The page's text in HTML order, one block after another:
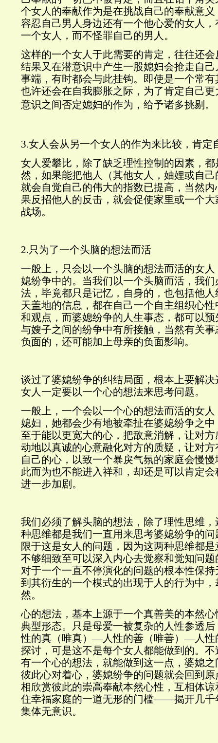
个女人的奉献作为是在挑战自己的奉献意
容忍自己男人身边还有一个他心爱的女人
一个女人，而不怪罪自己的男人。
这样的一个女人于此需要的肯定，往往还
结果又在潜意识中产生一股媳妇会抢走自
事端，有时都会与此挂钩。即使是一个常
也许还会在自我膨胀之际，为了肯定自己
意识之间否定媳妇的作为 ，给予诸多挑剔。
3.女人会从另一个女人的作为来比较，肯定
女人爱攀比，除了缺乏理性控制的因素，
然，如果能把他人（其他女人，妯娌或自
就会自觉自己的伟大的指数已提高，当然
果反招他人的反击，就会促使家里或一个
战场。
2.只为了一个头脑的想法而活
一般上，只会以一个头脑的想法而活的女
媳纷争中的。当我们以一个头脑而活，我
法，毕竟都只是记忆，自身的，也包括他
天盖地的信息，都在自己一个自主组织心
和观点，而婆媳纷争的人生事态，都可以
与嫂子之间的纷争中有所接触，当然有关
负面的，还可能加上母亲的负面影响。
谈过了婆媳纷争的纠结局面，根本上要解
女人一定要以一个心的想法来思考问题。
一般上，一个会以一个心的想法而活的女
媳妇，她都会少有地被牵扯在婆媳纷争之
至于能以更宽大的心，把敌意消解，让对
动地以真诚的心意融化对方的质疑，让对
自己的心，以致一个暴戾气氛的家庭会慢
此而为也不能进入祥和，却还是可以肯定
进一步加剧。
我们必须了解头脑的想法，除了理性思维
种思维都是我们一直用来思考婆媳纷争的
限于这是女人的问题，因为这两种思维都
不够细致至可以深入内心去觉察和觉知问
对于一个一直不停演化的问题的根本性保
到其衍生的一个模式的出现于人的行为中
然。
心的想法，基本上源于一个真善美的本然
典型形态。只是母爱一被复杂的人性参透
性的真（唯真）—人性的善（唯善）—人性
探讨，可是这不是每个女人都能做到的。
有一个心的想法，就能做到这一点，婆媳
彼此心对着心，婆媳纷争的问题就会回到
相欣赏彼此的崇高奉献本然心性，互相体
住幸福家庭的一道无形的门槛——揭开几千
集体无意识。